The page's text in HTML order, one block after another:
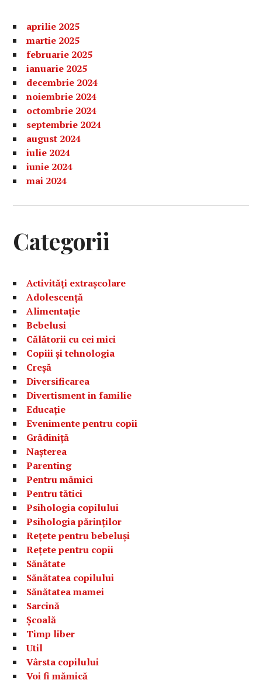
aprilie 2025
martie 2025
februarie 2025
ianuarie 2025
decembrie 2024
noiembrie 2024
octombrie 2024
septembrie 2024
august 2024
iulie 2024
iunie 2024
mai 2024
Categorii
Activități extrașcolare
Adolescență
Alimentație
Bebelusi
Călătorii cu cei mici
Copiii și tehnologia
Creșă
Diversificarea
Divertisment in familie
Educație
Evenimente pentru copii
Grădiniță
Nașterea
Parenting
Pentru mămici
Pentru tătici
Psihologia copilului
Psihologia părinților
Rețete pentru bebeluși
Rețete pentru copii
Sănătate
Sănătatea copilului
Sănătatea mamei
Sarcină
Școală
Timp liber
Util
Vârsta copilului
Voi fi mămică